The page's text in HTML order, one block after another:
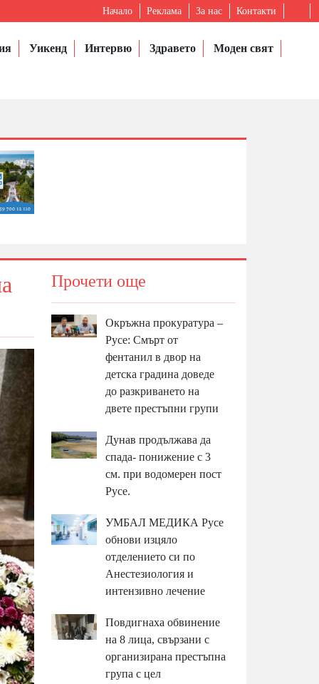
Начало Реклама За нас Контакти
Уикенд Интервю Здравето Моден свят
Прочети още
Окръжна прокуратура –
Русе: Смърт от
фентанил в двор на
детска градина доведе
до разкриването на
двете престъпни групи
Дунав продължава да
спада- понижение с 3
см. при водомерен пост
Русе.
УМБАЛ МЕДИКА Русе
обнови изцяло
отделението си по
Анестезиология и
интензивно лечение
Повдигнаха обвинение
на 8 лица, свързани с
организирана престъпна
група с цел